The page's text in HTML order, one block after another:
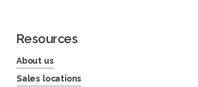
Resources
About us
Sales locations